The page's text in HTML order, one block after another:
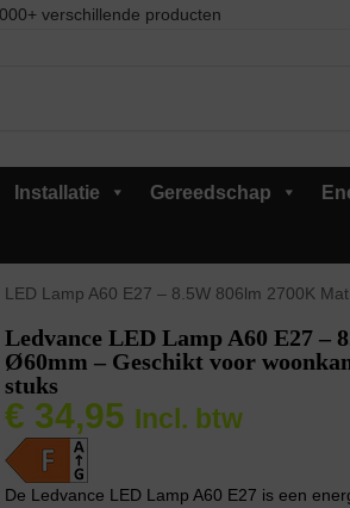
verschillende producten
Installatie Gereedschap
Lamp A60 E27 – 8.5W 806lm 2700K Mat Glas –
Ledvance LED Lamp A60 E27 –
Ø60mm – Geschikt voor
stuks
€ 34,95 Incl. btw
De Ledvance LED Lamp A60 E27 is een